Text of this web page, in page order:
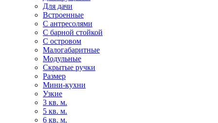
Для дачи
Встроенные
С антресолями
С барной стойкой
С островом
Малогабаритные
Модульные
Скрытые ручки
Размер
Мини-кухни
Узкие
3 кв. м.
5 кв. м.
6 кв. м.